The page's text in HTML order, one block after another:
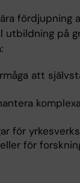
fördjupning
utbildning på
att
för
för